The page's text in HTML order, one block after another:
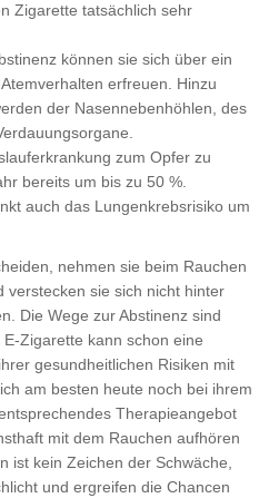
Zigarette tatsächlich sehr
können sie sich über ein
erfreuen. Hinzu
der Nasennebenhöhlen, des
zum Opfer zu
bereits um bis zu 50 %.
auch das Lungenkrebsrisiko um
nehmen sie beim Rauchen
verstecken sie sich nicht hinter
Die Wege zur Abstinenz sind
Zigarette kann schon eine
gesundheitlichen Risiken mit
am besten heute noch bei ihrem
Therapieangebot
mit dem Rauchen aufhören
ist kein Zeichen der Schwäche,
und ergreifen die Chancen